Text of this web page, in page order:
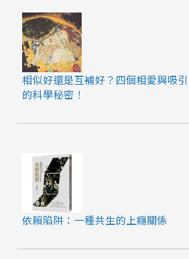
相似好還是互補好？四個相愛與吸引
的科學秘密！
依賴陷阱：一種共生的上癮關係